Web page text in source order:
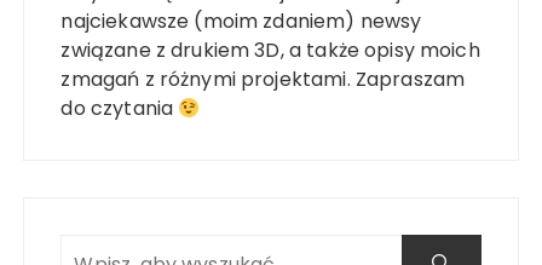
najciekawsze (moim zdaniem) newsy
związane z drukiem 3D, a także opisy moich
zmagań z różnymi projektami. Zapraszam
do czytania